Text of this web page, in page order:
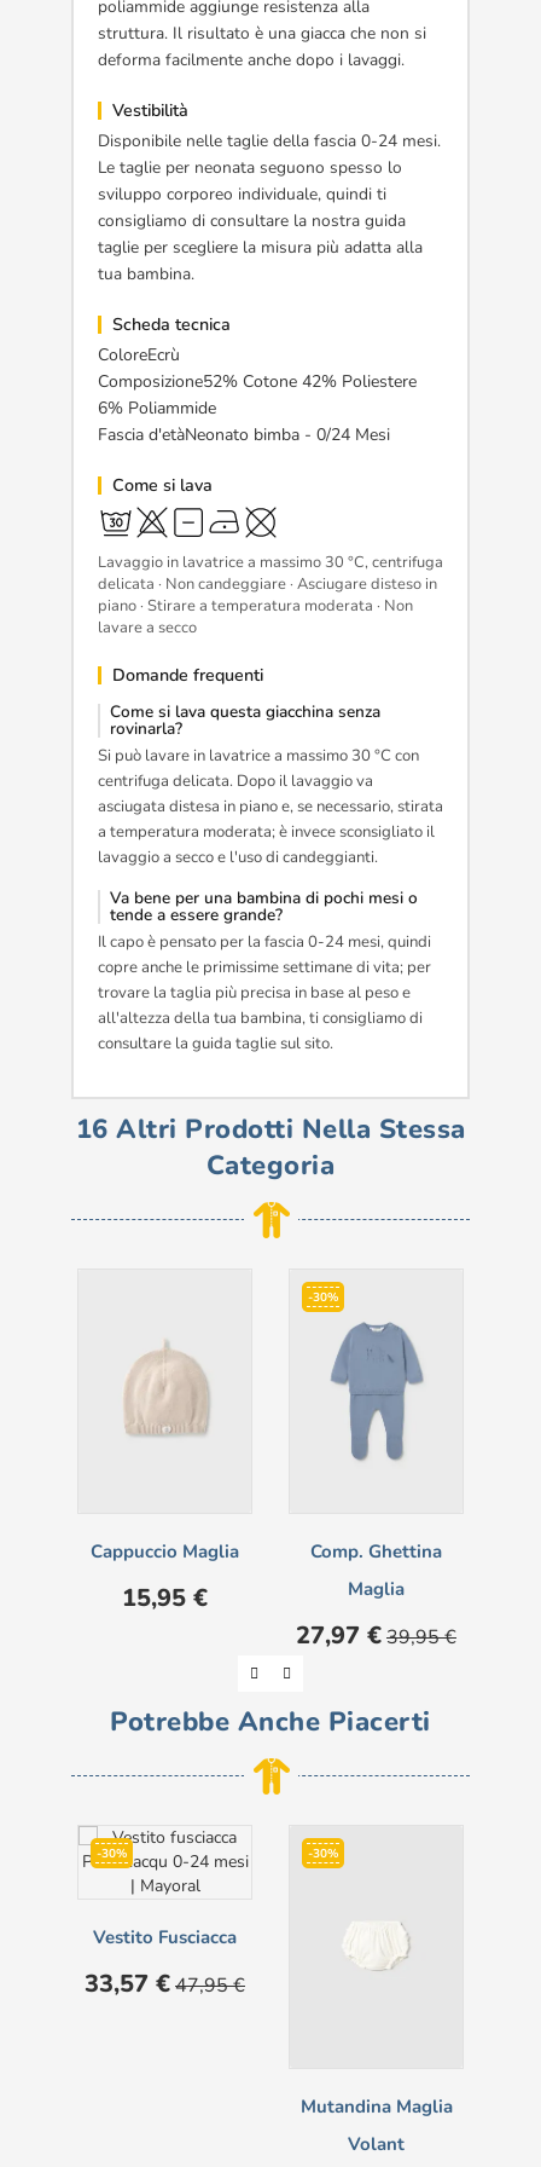
poliammide aggiunge resistenza alla
struttura. Il risultato è una giacca che non si
deforma facilmente anche dopo i lavaggi.
Vestibilità
Disponibile nelle taglie della fascia 0-24 mesi.
Le taglie per neonata seguono spesso lo
sviluppo corporeo individuale, quindi ti
consigliamo di consultare la nostra guida
taglie per scegliere la misura più adatta alla
tua bambina.
Scheda tecnica
ColoreEcrù
Composizione52% Cotone 42% Poliestere
6% Poliammide
Fascia d'etàNeonato bimba - 0/24 Mesi
Come si lava
Lavaggio in lavatrice a massimo 30 °C, centrifuga
delicata · Non candeggiare · Asciugare disteso in
piano · Stirare a temperatura moderata · Non
lavare a secco
Domande frequenti
Come si lava questa giacchina senza
rovinarla?
Si può lavare in lavatrice a massimo 30 °C con
centrifuga delicata. Dopo il lavaggio va
asciugata distesa in piano e, se necessario, stirata
a temperatura moderata; è invece sconsigliato il
lavaggio a secco e l'uso di candeggianti.
Va bene per una bambina di pochi mesi o
tende a essere grande?
Il capo è pensato per la fascia 0-24 mesi, quindi
copre anche le primissime settimane di vita; per
trovare la taglia più precisa in base al peso e
all'altezza della tua bambina, ti consigliamo di
consultare la guida taglie sul sito.
16 Altri Prodotti Nella Stessa
Categoria
Cappuccio Maglia
Prezzo
15,95 €
-30%
Comp. Ghettina
Maglia
Prezzo
27,97 € Prezzo
base
39,95 €
Potrebbe Anche Piacerti
-30%
Vestito Fusciacca
Prezzo
33,57 € Prezzo
base
47,95 €
-30%
Mutandina Maglia
Volant